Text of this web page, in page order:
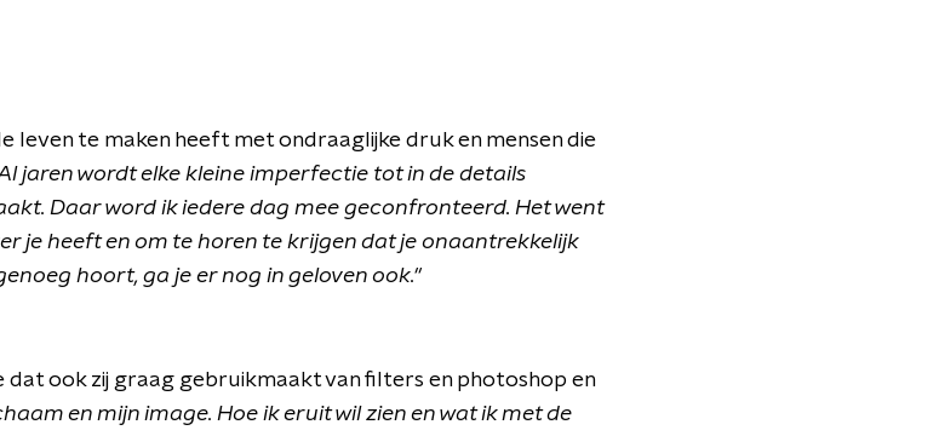
leven te maken heeft met ondraaglijke druk en mensen die
jaren wordt elke kleine imperfectie tot in de details
Daar word ik iedere dag mee geconfronteerd. Het went
je heeft en om te horen te krijgen dat je onaantrekkelijk
hoort, ga je er nog in geloven ook."
ook zij graag gebruikmaakt van filters en photoshop en
en mijn image. Hoe ik eruit wil zien en wat ik met de